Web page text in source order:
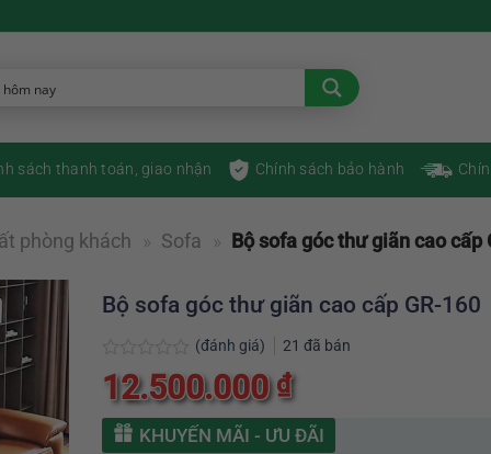
sách thanh toán, giao nhận Chính sách bảo hành
phòng khách » Sofa » Bộ sofa góc thư giãn cao cấp
Bộ sofa góc thư giãn cao cấp GR-160
Được
xếp
hạng
0
(đánh giá) 21 đã bán
12.500.000₫
KHUYẾN MÃI - ƯU ĐÃI